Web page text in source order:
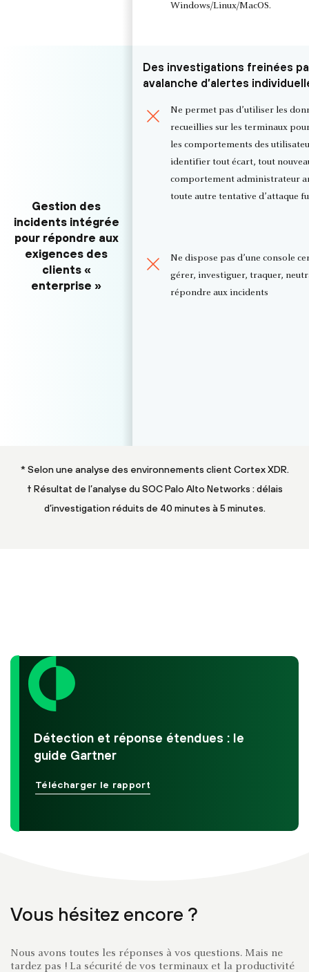
Windows/Linux/MacOS.
Gestion des
incidents intégrée
pour répondre aux
exigences des
clients «
enterprise »
Des investigations freinées
avalanche d’alertes
Ne permet pas d’utiliser les
recueillies sur les terminaux
les comportements des
identifier tout écart, tout
comportement administrateur
toute autre tentative d’attaque
Ne dispose pas d’une console
gérer, investiguer, traquer,
répondre aux incidents
* Selon une analyse des environnements client Cortex XDR.
† Résultat de l’analyse du SOC Palo Alto Networks : délais
d’investigation réduits de 40 minutes à 5 minutes.
Détection et réponse étendues : le
guide Gartner
Télécharger le rapport
Vous hésitez encore ?
Nous avons toutes les réponses à vos questions. Mais ne
tardez pas ! La sécurité de vos terminaux et la productivité